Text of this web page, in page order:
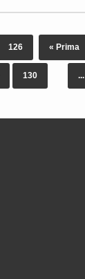
« Prima
126
130 ...